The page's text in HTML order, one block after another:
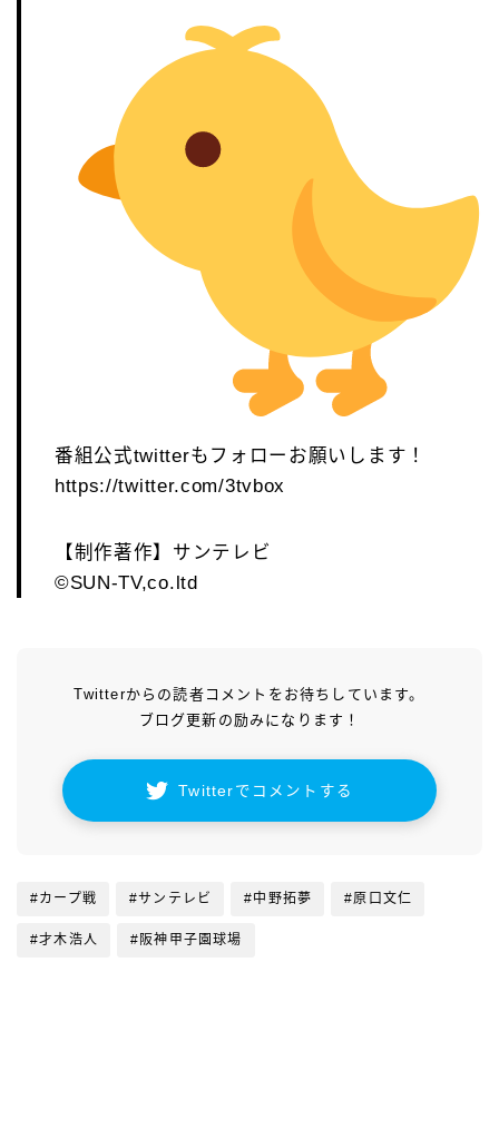
番組公式twitterもフォローお願いします！
https://twitter.com/3tvbox
【制作著作】サンテレビ
©SUN-TV,co.ltd
Twitterからの読者コメントをお待ちしています。
ブログ更新の励みになります！
Twitterでコメントする
#カープ戦 #サンテレビ #中野拓夢 #原口文仁
#才木浩人 #阪神甲子園球場